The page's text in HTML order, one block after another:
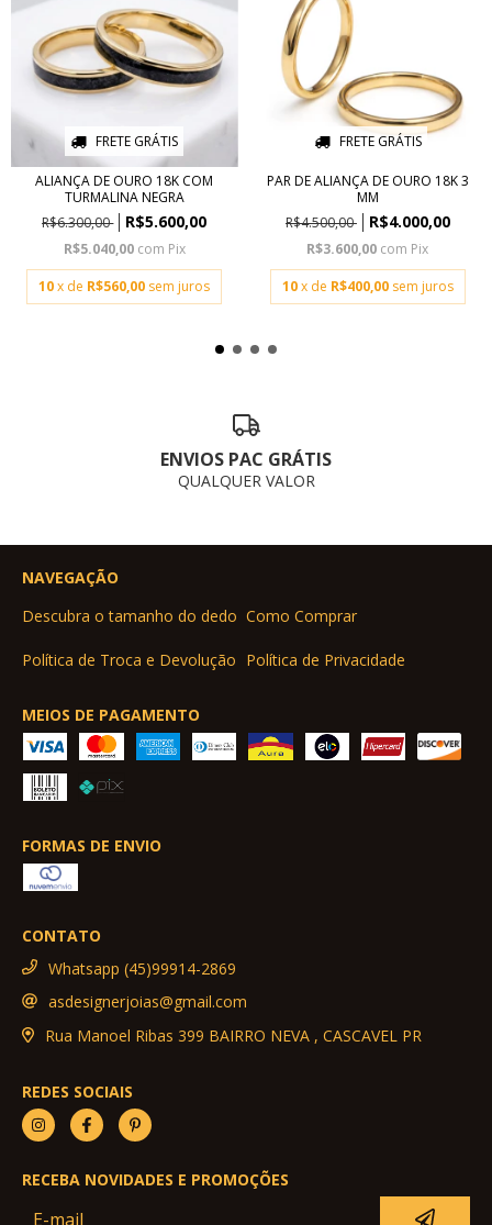
FRETE GRÁTIS
ALIANÇA DE OURO 18K COM
TURMALINA NEGRA
R$6.300,00
R$5.600,00
R$5.040,00 com Pix
10x de R$560,00 sem juros
FRETE GRÁTIS
PAR DE ALIANÇA DE OURO 18K 3
MM
R$4.500,00
R$4.000,00
R$3.600,00 com Pix
10x de R$400,00 sem juros
ENVIOS PAC GRÁTIS
QUALQUER VALOR
NAVEGAÇÃO
Descubra o tamanho do dedo Como Comprar
Política de Troca e Devolução Política de Privacidade
MEIOS DE PAGAMENTO
FORMAS DE ENVIO
CONTATO
Whatsapp (45)99914-2869
asdesignerjoias@gmail.com
Rua Manoel Ribas 399 BAIRRO NEVA , CASCAVEL PR
REDES SOCIAIS
RECEBA NOVIDADES E PROMOÇÕES